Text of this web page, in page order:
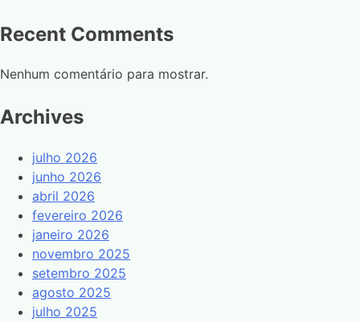
Recent Comments
Nenhum comentário para mostrar.
Archives
julho 2026
junho 2026
abril 2026
fevereiro 2026
janeiro 2026
novembro 2025
setembro 2025
agosto 2025
julho 2025